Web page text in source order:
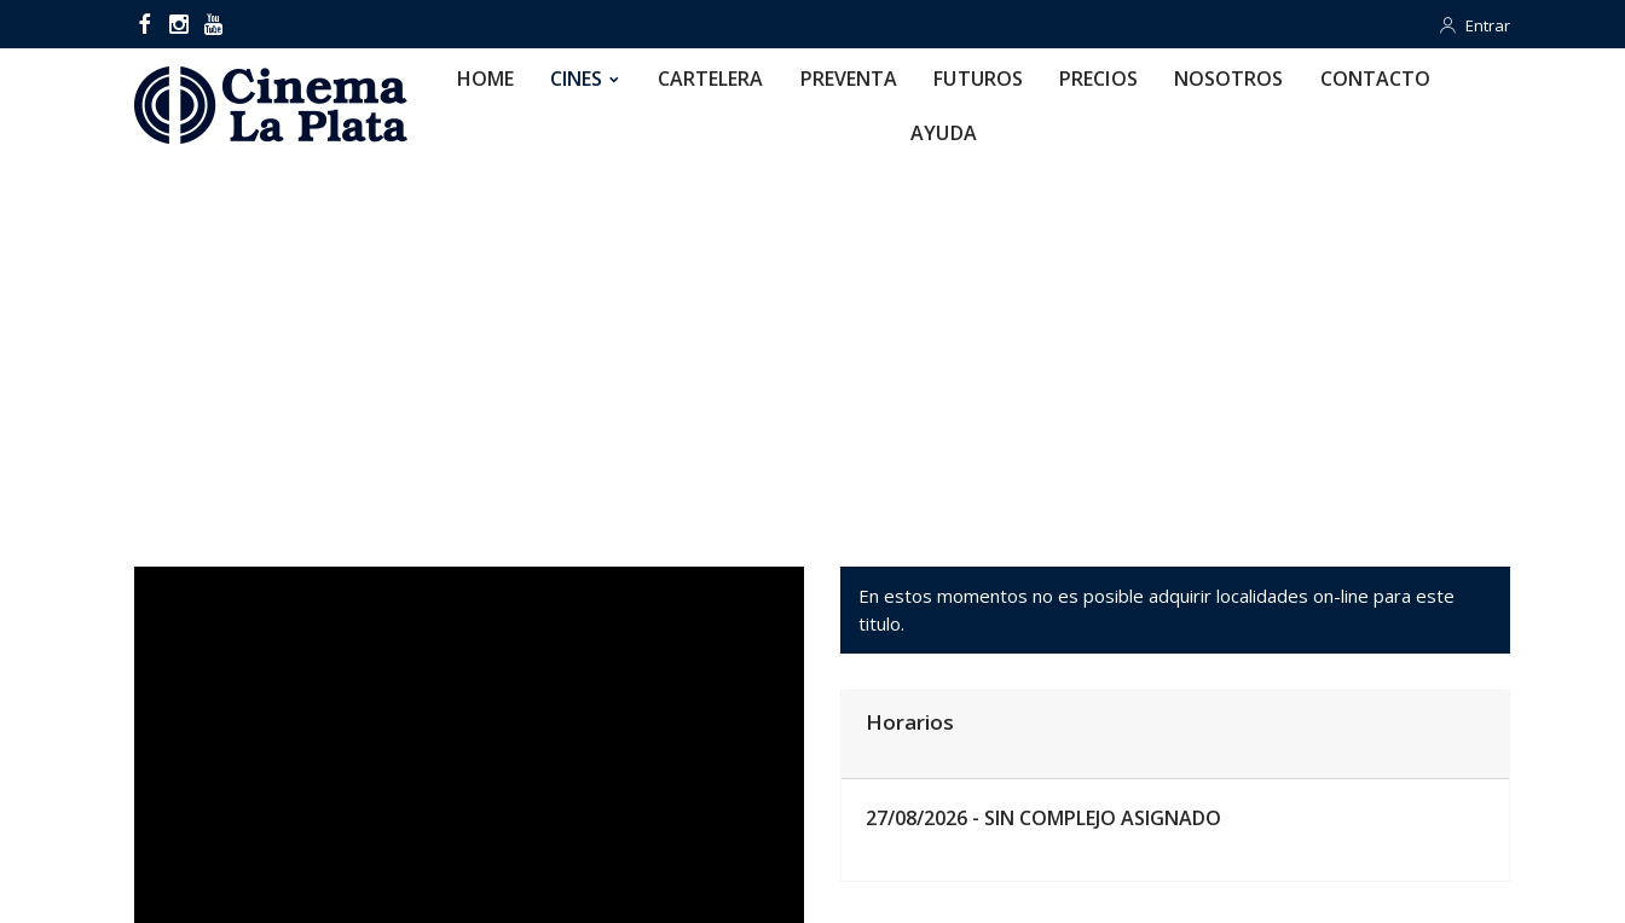
Entrar
Entrar
HOME CINES CARTELERA PREVENTA FUTUROS PRECIOS NOSOTROS CONTACTO
AYUDA
En estos momentos no es posible adquirir localidades on-line para este
titulo.
Horarios
27/08/2026 - SIN COMPLEJO ASIGNADO